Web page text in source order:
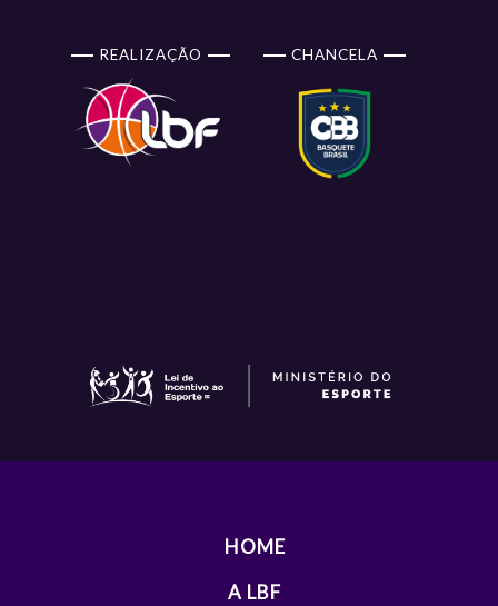
REALIZAÇÃO CHANCELA
HOME
A LBF